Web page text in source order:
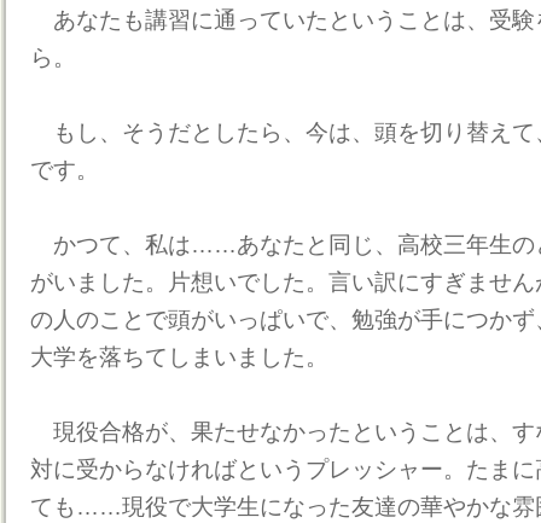
あなたも講習に通っていたということは、受験
ら。
もし、そうだとしたら、今は、頭を切り替え
です。
かつて、私は……あなたと同じ、高校三年生の
がいました。片想いでした。言い訳にすぎませ
の人のことで頭がいっぱいで、勉強が手につか
大学を落ちてしまいました。
現役合格が、果たせなかったということは、
対に受からなければというプレッシャー。たま
ても……現役で大学生になった友達の華やかな雰